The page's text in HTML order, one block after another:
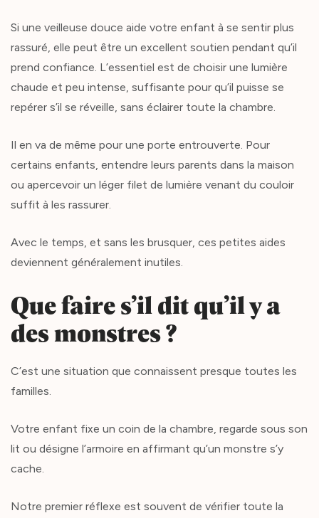
Si une veilleuse douce aide votre enfant à se sentir plus
rassuré, elle peut être un excellent soutien pendant qu’il
prend confiance. L’essentiel est de choisir une lumière
chaude et peu intense, suffisante pour qu’il puisse se
repérer s’il se réveille, sans éclairer toute la chambre.
Il en va de même pour une porte entrouverte. Pour
certains enfants, entendre leurs parents dans la maison
ou apercevoir un léger filet de lumière venant du couloir
suffit à les rassurer.
Avec le temps, et sans les brusquer, ces petites aides
deviennent généralement inutiles.
Que faire s’il dit qu’il y a
des monstres ?
C’est une situation que connaissent presque toutes les
familles.
Votre enfant fixe un coin de la chambre, regarde sous son
lit ou désigne l’armoire en affirmant qu’un monstre s’y
cache.
Notre premier réflexe est souvent de vérifier toute la